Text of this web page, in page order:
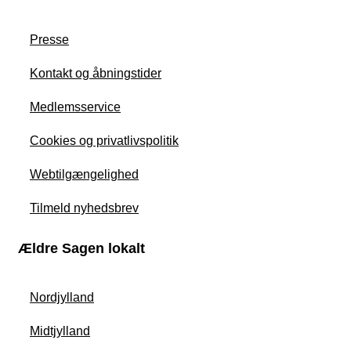
Presse
Kontakt og åbningstider
Medlemsservice
Cookies og privatlivspolitik
Webtilgængelighed
Tilmeld nyhedsbrev
Ældre Sagen lokalt
Nordjylland
Midtjylland